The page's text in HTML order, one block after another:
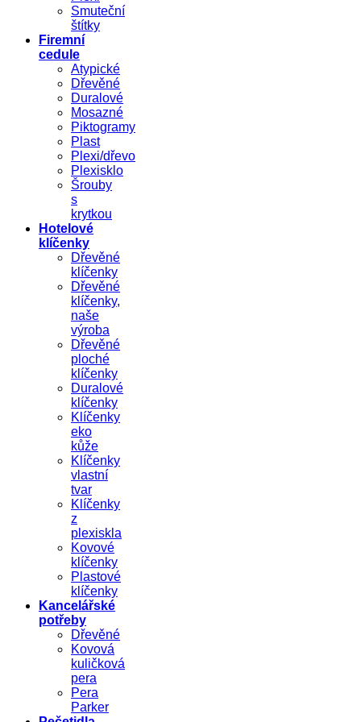
Smuteční
štítky
Firemní
cedule
Atypické
Dřevěné
Duralové
Mosazné
Piktogramy
Plast
Plexi/dřevo
Plexisklo
Šrouby
s
krytkou
Hotelové
klíčenky
Dřevěné
klíčenky
Dřevěné
klíčenky,
naše
výroba
Dřevěné
ploché
klíčenky
Duralové
klíčenky
Klíčenky
eko
kůže
Klíčenky
vlastní
tvar
Klíčenky
z
plexiskla
Kovové
klíčenky
Plastové
klíčenky
Kancelářské
potřeby
Dřevěné
Kovová
kuličková
pera
Pera
Parker